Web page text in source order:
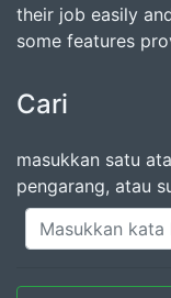
their job easily
some features
Cari
masukkan satu
pengarang, atau